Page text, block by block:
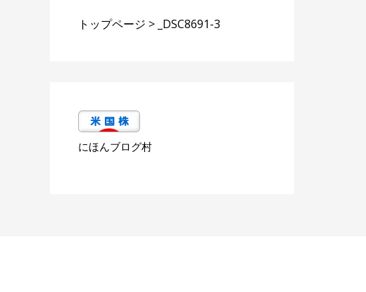
トップページ > _DSC8691-3
にほんブログ村